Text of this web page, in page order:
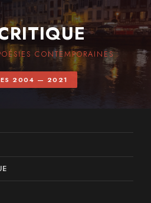
CONTEMPORAINES
2004 — 2021